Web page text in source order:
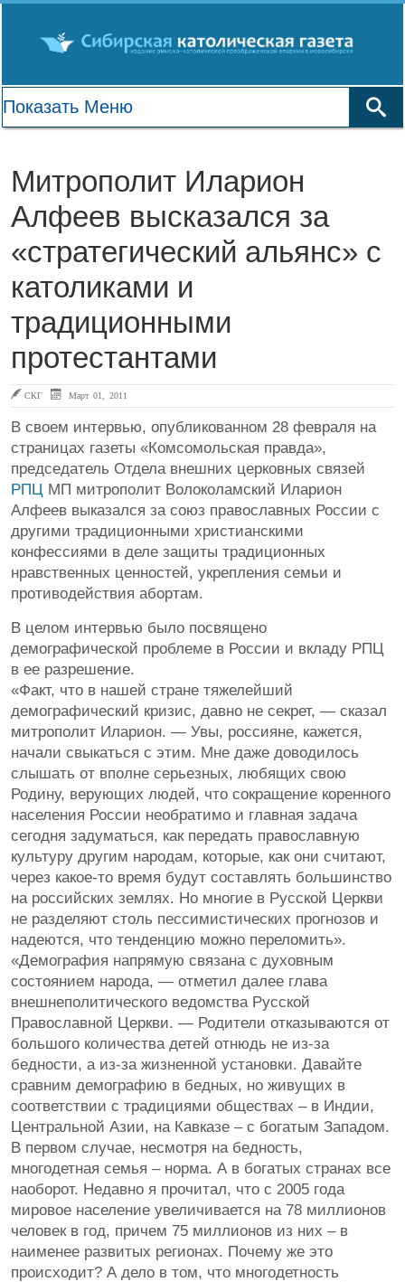
Митрополит Иларион
Алфеев высказался за
«стратегический альянс» с
католиками и
традиционными
протестантами
СКГ Март 01, 2011
В своем интервью, опубликованном 28 февраля на
страницах газеты «Комсомольская правда»,
председатель Отдела внешних церковных связей
РПЦ МП митрополит Волоколамский Иларион
Алфеев выказался за союз православных России с
другими традиционными христианскими
конфессиями в деле защиты традиционных
нравственных ценностей, укрепления семьи и
противодействия абортам.
В целом интервью было посвящено
демографической проблеме в России и вкладу РПЦ
в ее разрешение.
«Факт, что в нашей стране тяжелейший
демографический кризис, давно не секрет, — сказал
митрополит Иларион. — Увы, россияне, кажется,
начали свыкаться с этим. Мне даже доводилось
слышать от вполне серьезных, любящих свою
Родину, верующих людей, что сокращение коренного
населения России необратимо и главная задача
сегодня задуматься, как передать православную
культуру другим народам, которые, как они считают,
через какое-то время будут составлять большинство
на российских землях. Но многие в Русской Церкви
не разделяют столь пессимистических прогнозов и
надеются, что тенденцию можно переломить».
«Демография напрямую связана с духовным
состоянием народа, — отметил далее глава
внешнеполитического ведомства Русской
Православной Церкви. — Родители отказываются от
большого количества детей отнюдь не из-за
бедности, а из-за жизненной установки. Давайте
сравним демографию в бедных, но живущих в
соответствии с традициями обществах – в Индии,
Центральной Азии, на Кавказе – с богатым Западом.
В первом случае, несмотря на бедность,
многодетная семья – норма. А в богатых странах все
наоборот. Недавно я прочитал, что с 2005 года
мировое население увеличивается на 78 миллионов
человек в год, причем 75 миллионов из них – в
наименее развитых регионах. Почему же это
происходит? А дело в том, что многодетность